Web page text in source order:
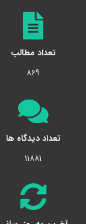
تعداد مطالب
۸۶۹
تعداد دیدگاه ها
۱۱۸۸۱